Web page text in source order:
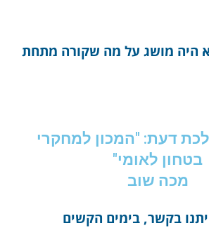
היה מושג על מה שקורה מתחת
דעת: "המכון למחקרי
בטחון לאומי"
מכה שוב
בקשר, בימים הקשים